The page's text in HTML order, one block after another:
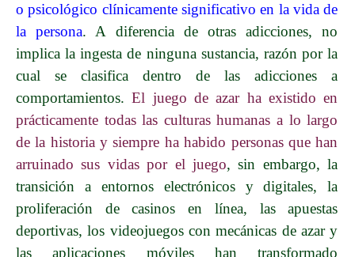
o psicológico clínicamente significativo en la vida de
la persona. A diferencia de otras adicciones, no
implica la ingesta de ninguna sustancia, razón por la
cual se clasifica dentro de las adicciones a
comportamientos.El juego de azar ha existido en
prácticamente todas las culturas humanas a lo largo
de la historia y siempre ha habido personas que han
arruinado sus vidas por el juego, sin embargo, la
transición a entornos electrónicos y digitales, la
proliferación de casinos en línea, las apuestas
deportivas, los videojuegos con mecánicas de azar y
las aplicaciones móviles han transformado